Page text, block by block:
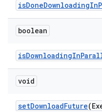
isDoneDownloadingIn
boolean
isDownloadingIn
void
setDownloadFuture